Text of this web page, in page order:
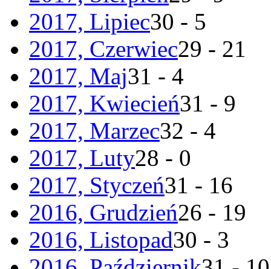
2017, Lipiec30 - 5
2017, Czerwiec29 - 21
2017, Maj31 - 4
2017, Kwiecień31 - 9
2017, Marzec32 - 4
2017, Luty28 - 0
2017, Styczeń31 - 16
2016, Grudzień26 - 19
2016, Listopad30 - 3